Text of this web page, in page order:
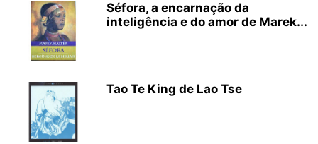
Séfora, a encarnação da
inteligência e do amor de Marek...
Tao Te King de Lao Tse